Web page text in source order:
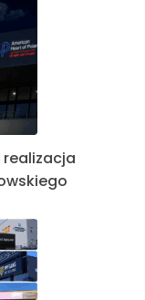
realizacja